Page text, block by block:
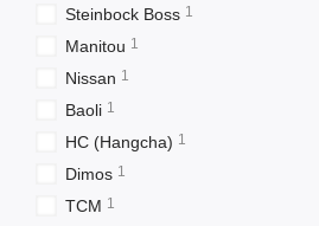
Steinbock Boss 1
Manitou 1
Nissan 1
Baoli 1
HC (Hangcha) 1
Dimos 1
TCM 1